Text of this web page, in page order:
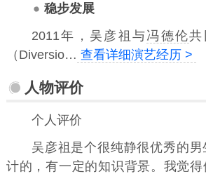
稳步发展
2011年，吴彦祖与冯德伦共
（Diversio… 查看详细演艺经历 >
人物评价
个人评价
吴彦祖是个很纯静很优秀的
计的，有一定的知识背景。我觉得